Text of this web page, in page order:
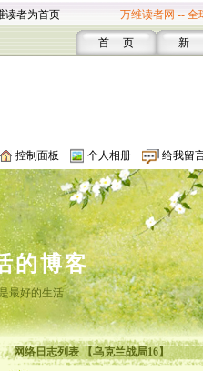
读者为首页 万维读者网 -- 全
首 页 新
控制面板 个人相册 给我留
的博客
最好的生活
网络日志列表 【乌克兰战局16】